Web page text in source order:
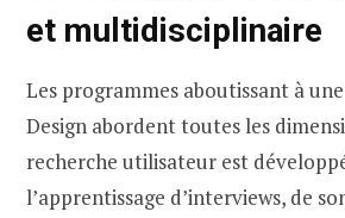
et multidisciplinaire
Les programmes aboutissant à
Design abordent toutes les
recherche utilisateur est
l’apprentissage d’interviews, de